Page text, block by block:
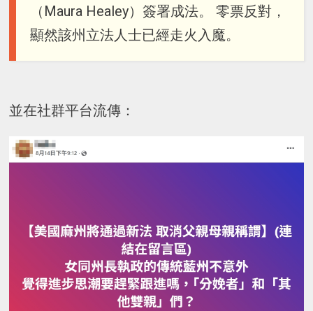
（Maura Healey）簽署成法。 零票反對，
顯然該州立法人士已經走火入魔。
並在社群平台流傳：